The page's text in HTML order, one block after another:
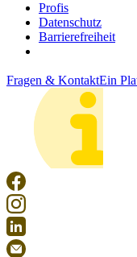
Profis
Datenschutz
Barrierefreiheit
Fragen & KontaktEin